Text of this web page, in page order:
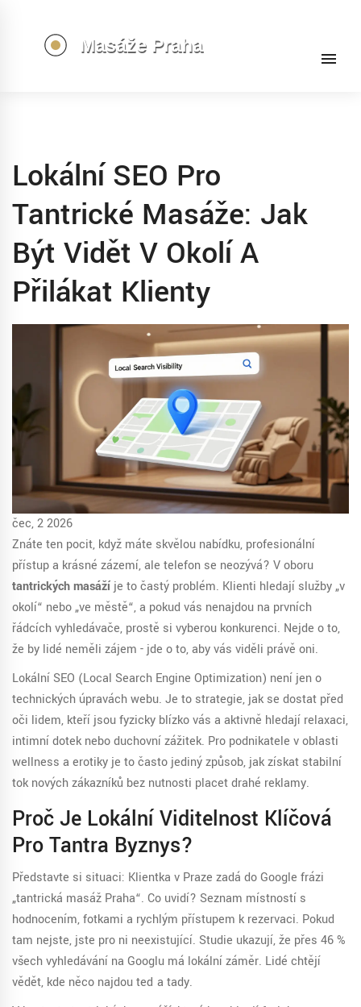
Lokální SEO Pro
Tantrické Masáže: Jak
Být Vidět V Okolí A
Přilákat Klienty
čec, 2 2026
Znáte ten pocit, když máte skvělou nabídku, profesionální
přístup a krásné zázemí, ale telefon se neozývá? V oboru
tantrických masáží je to častý problém. Klienti hledají služby „v
okolí“ nebo „ve městě“, a pokud vás nenajdou na prvních
řádcích vyhledávače, prostě si vyberou konkurenci. Nejde o to,
že by lidé neměli zájem - jde o to, aby vás viděli právě oni.
Lokální SEO (Local Search Engine Optimization) není jen o
technických úpravách webu. Je to strategie, jak se dostat před
oči lidem, kteří jsou fyzicky blízko vás a aktivně hledají relaxaci,
intimní dotek nebo duchovní zážitek. Pro podnikatele v oblasti
wellness a erotiky je to často jediný způsob, jak získat stabilní
tok nových zákazníků bez nutnosti placet drahé reklamy.
Proč Je Lokální Viditelnost Klíčová
Pro Tantra Byznys?
Představte si situaci: Klientka v Praze zadá do Google frázi
„tantrická masáž Praha“. Co uvidí? Seznam místností s
hodnocením, fotkami a rychlým přístupem k rezervaci. Pokud
tam nejste, jste pro ni neexistující. Studie ukazují, že přes 46 %
všech vyhledávání na Googlu má lokální záměr. Lidé chtějí
vědět, kde něco najdou teď a tady.